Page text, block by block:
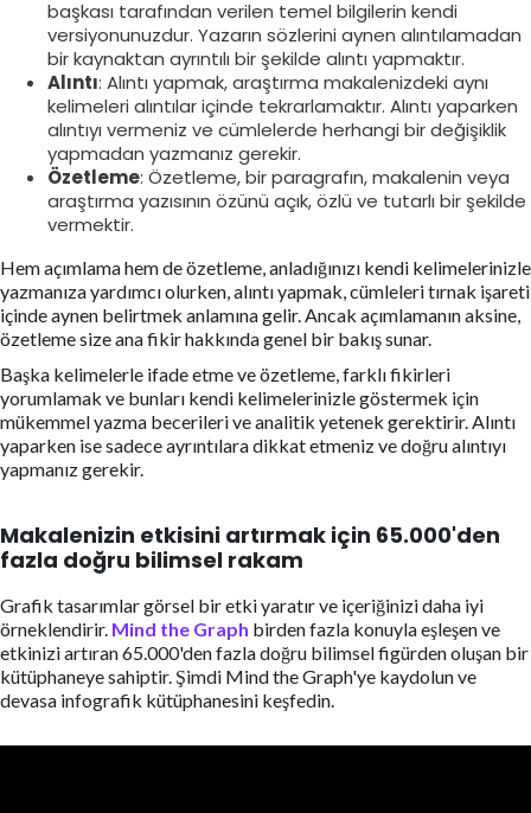
başkası tarafından verilen temel bilgilerin kendi
versiyonunuzdur. Yazarın sözlerini aynen alıntılamadan
bir kaynaktan ayrıntılı bir şekilde alıntı yapmaktır.
Alıntı: Alıntı yapmak, araştırma makalenizdeki aynı
kelimeleri alıntılar içinde tekrarlamaktır. Alıntı yaparken
alıntıyı vermeniz ve cümlelerde herhangi bir değişiklik
yapmadan yazmanız gerekir.
Özetleme: Özetleme, bir paragrafın, makalenin veya
araştırma yazısının özünü açık, özlü ve tutarlı bir şekilde
vermektir.
Hem açımlama hem de özetleme, anladığınızı kendi kelimelerinizle
yazmanıza yardımcı olurken, alıntı yapmak, cümleleri tırnak işareti
içinde aynen belirtmek anlamına gelir. Ancak açımlamanın aksine,
özetleme size ana fikir hakkında genel bir bakış sunar.
Başka kelimelerle ifade etme ve özetleme, farklı fikirleri
yorumlamak ve bunları kendi kelimelerinizle göstermek için
mükemmel yazma becerileri ve analitik yetenek gerektirir. Alıntı
yaparken ise sadece ayrıntılara dikkat etmeniz ve doğru alıntıyı
yapmanız gerekir.
Makalenizin etkisini artırmak için 65.000'den
fazla doğru bilimsel rakam
Grafik tasarımlar görsel bir etki yaratır ve içeriğinizi daha iyi
örneklendirir. Mind the Graph birden fazla konuyla eşleşen ve
etkinizi artıran 65.000'den fazla doğru bilimsel figürden oluşan bir
kütüphaneye sahiptir. Şimdi Mind the Graph'ye kaydolun ve
devasa infografik kütüphanesini keşfedin.